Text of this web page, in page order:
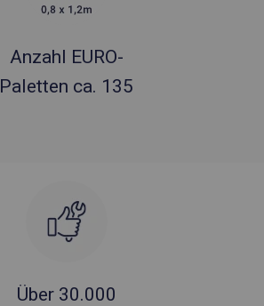
Anzahl EURO-
Paletten ca. 135
Über 30.000